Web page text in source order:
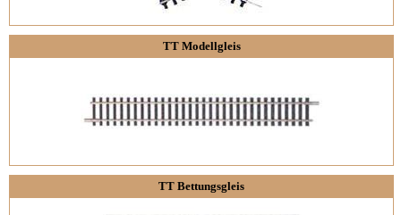
TT Modellgleis
TT Bettungsgleis